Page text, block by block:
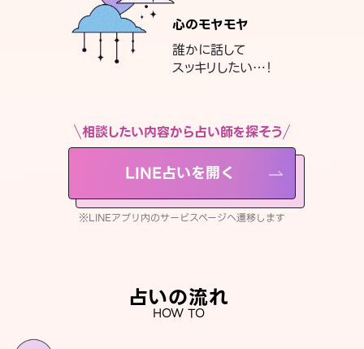
心のモヤモヤ
誰かに話して
スッキリしたい…！
相談したい内容から占い師を探そう
LINE占いを開く
※LINEアプリ内のサービスページへ遷移します
占いの流れ
HOW TO